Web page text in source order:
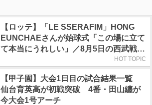
【ロッテ】「LE SSERAFIM」HONG
EUNCHAEさんが始球式「この場に立て
て本当にうれしい」／8月5日の西武戦
HOT TOPIC
【甲子園】大会1日目の試合結果一覧
仙台育英高が初戦突破 4番・田山纏が
今大会1号アーチ